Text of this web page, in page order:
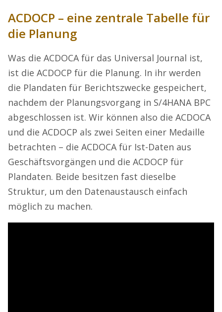
ACDOCP – eine zentrale Tabelle für
die Planung
Was die ACDOCA für das Universal Journal ist,
ist die ACDOCP für die Planung. In ihr werden
die Plandaten für Berichtszwecke gespeichert,
nachdem der Planungsvorgang in S/4HANA BPC
abgeschlossen ist. Wir können also die ACDOCA
und die ACDOCP als zwei Seiten einer Medaille
betrachten – die ACDOCA für Ist-Daten aus
Geschäftsvorgängen und die ACDOCP für
Plandaten. Beide besitzen fast dieselbe
Struktur, um den Datenaustausch einfach
möglich zu machen.